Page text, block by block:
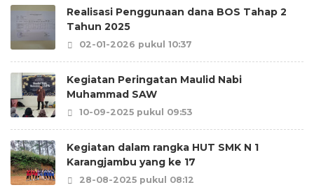
Realisasi Penggunaan dana BOS Tahap 2
Tahun 2025
02-01-2026 pukul 10:37
Kegiatan Peringatan Maulid Nabi
Muhammad SAW
10-09-2025 pukul 09:53
Kegiatan dalam rangka HUT SMK N 1
Karangjambu yang ke 17
28-08-2025 pukul 08:12